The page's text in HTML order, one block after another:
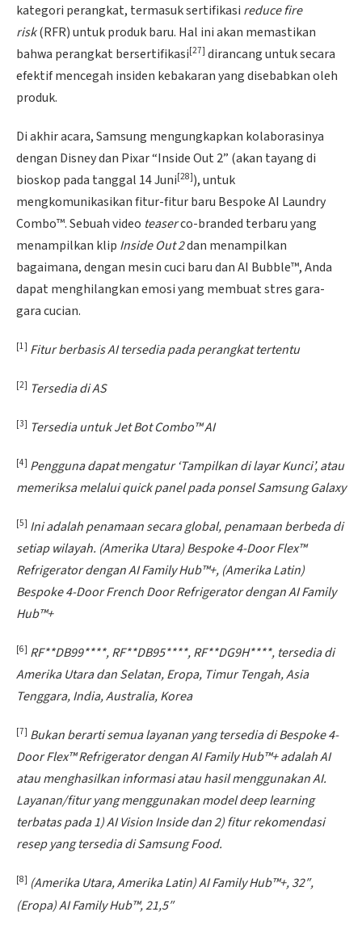
kategori perangkat, termasuk sertifikasi reduce fire
risk(RFR) untuk produk baru. Hal ini akan memastikan
bahwa perangkat bersertifikasi[27] dirancang untuk secara
efektif mencegah insiden kebakaran yang disebabkan oleh
produk.
Di akhir acara, Samsung mengungkapkan kolaborasinya
dengan Disney dan Pixar “Inside Out 2” (akan tayang di
bioskop pada tanggal 14 Juni[28]), untuk
mengkomunikasikan fitur-fitur baru Bespoke AI Laundry
Combo™. Sebuah video teaserco-branded terbaru yang
menampilkan klip Inside Out 2dan menampilkan
bagaimana, dengan mesin cuci baru dan AI Bubble™, Anda
dapat menghilangkan emosi yang membuat stres gara-
gara cucian.
[1] Fitur berbasis AI tersedia pada perangkat tertentu
[2] Tersedia di AS
[3] Tersedia untuk Jet Bot Combo™ AI
[4] Pengguna dapat mengatur ‘Tampilkan di layar Kunci’, atau
memeriksa melalui quick panel pada ponsel Samsung Galaxy
[5] Ini adalah penamaan secara global, penamaan berbeda di
setiap wilayah. (Amerika Utara) Bespoke 4-Door Flex™
Refrigerator dengan AI Family Hub™+, (Amerika Latin)
Bespoke 4-Door French Door Refrigerator dengan AI Family
Hub™+
[6] RF**DB99****, RF**DB95****, RF**DG9H****, tersedia di
Amerika Utara dan Selatan, Eropa, Timur Tengah, Asia
Tenggara, India, Australia, Korea
[7] Bukan berarti semua layanan yang tersedia di Bespoke 4-
Door Flex™ Refrigerator dengan AI Family Hub™+ adalah AI
atau menghasilkan informasi atau hasil menggunakan AI.
Layanan/fitur yang menggunakan model deep learning
terbatas pada 1) AI Vision Inside dan 2) fitur rekomendasi
resep yang tersedia di Samsung Food.
[8] (Amerika Utara, Amerika Latin) AI Family Hub™+, 32″,
(Eropa) AI Family Hub™, 21,5″